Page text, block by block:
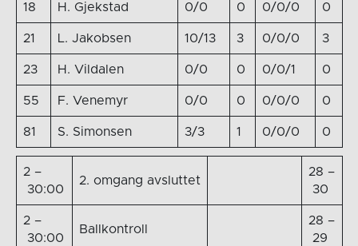
18 H. Gjekstad 0/0 0 0/0/0 0
21 L. Jakobsen 10/13 3 0/0/0 3
23 H. Vildalen 0/0 0 0/0/1 0
55 F. Venemyr 0/0 0 0/0/0 0
81 S. Simonsen 3/3 1 0/0/0 0
2 –
30:00
2. omgang avsluttet
28 –
30
2 –
30:00
Ballkontroll
28 –
29